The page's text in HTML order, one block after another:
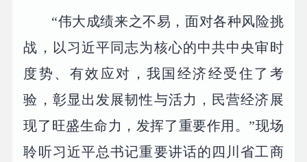
“伟大成绩来之不易，面对各种风险挑
战，以习近平同志为核心的中共中央审时
度势、有效应对，我国经济经受住了考
验，彰显出发展韧性与活力，民营经济展
现了旺盛生命力，发挥了重要作用。”现场
聆听习近平总书记重要讲话的四川省工商